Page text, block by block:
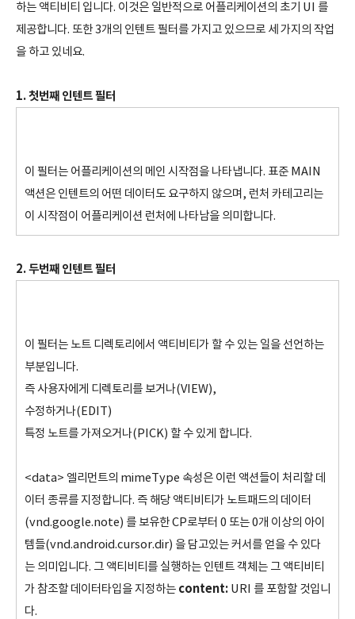
하는 액티비티 입니다. 이것은 일반적으로 어플리케이션의 초기 UI 를
제공합니다. 또한 3개의 인텐트 필터를 가지고 있으므로 세 가지의 작업
을 하고 있네요.
1. 첫번째 인텐트 필터
이 필터는 어플리케이션의 메인 시작점을 나타냅니다. 표준 MAIN
액션은 인텐트의 어떤 데이터도 요구하지 않으며, 런처 카테고리는
이 시작점이 어플리케이션 런처에 나타남을 의미합니다.
2. 두번째 인텐트 필터
이 필터는 노트 디렉토리에서 액티비티가 할 수 있는 일을 선언하는
부분입니다.
즉 사용자에게 디렉토리를 보거나(VIEW),
수정하거나(EDIT)
특정 노트를 가져오거나(PICK) 할 수 있게 합니다.
<data> 엘리먼트의 mimeType 속성은 이런 액션들이 처리할 데
이터 종류를 지정합니다. 즉 해당 액티비티가 노트패드의 데이터
(vnd.google.note) 를 보유한 CP로부터 0 또는 0개 이상의 아이
템들(vnd.android.cursor.dir) 을 담고있는 커서를 얻을 수 있다
는 의미입니다. 그 액티비티를 실행하는 인텐트 객체는 그 액티비티
가 참조할 데이터타입을 지정하는 content: URI 를 포함할 것입니
다.